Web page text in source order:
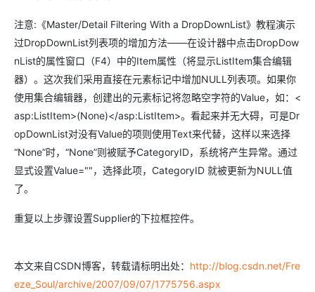
注意:《Master/Detail Filtering With a DropDownList》教程演示
过DropDownList列表项的增加方法――在设计器中点击DropDow
nList的属性窗口（F4）中的Item属性（将显示ListItem集合编辑
器）。这次我们采用直接在元素标记中增加NULL列表项。如果你
使用集合编辑器，创建出的元素标记将忽略空字符的Value，如：<
asp:ListItem>(None)</asp:ListItem>。看起来并无大碍，可是Dr
opDownList对没有Value的项则使用Text来代替，这样以来选择
“None”时，“None”则被赋予CategoryID，系统将产生异常。通过
显式设置Value=""，选择此项，CategoryID 就被更新为NULL值
了。
重复以上步骤设置Supplier的下拉框控件。
本文来自CSDN博客，转载请标明出处： http://blog.csdn.net/Fre
eze_Soul/archive/2007/09/07/1775756.aspx